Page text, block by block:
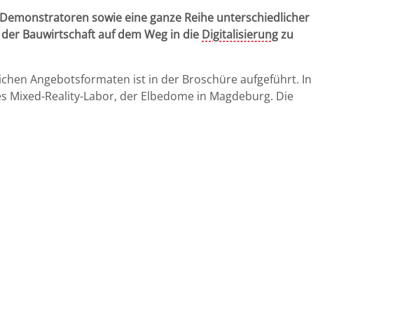
sowie eine ganze Reihe unterschiedlicher
Bauwirtschaft auf dem Weg in die Digitalisierungzu
Angebotsformaten ist in der Broschüre aufgeführt. In
Reality-Labor, der Elbedome in Magdeburg. Die